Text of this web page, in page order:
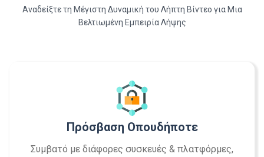
Αναδείξτε τη Μέγιστη Δυναμική του Λήπτη Βίντεο για Μια
Βελτιωμένη Εμπειρία Λήψης
Πρόσβαση Οπουδήποτε
Συμβατό με διάφορες συσκευές & πλατφόρμες,